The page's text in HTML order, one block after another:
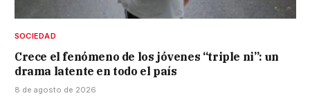
SOCIEDAD
Crece el fenómeno de los jóvenes “triple ni”: un
drama latente en todo el país
8 de agosto de 2026